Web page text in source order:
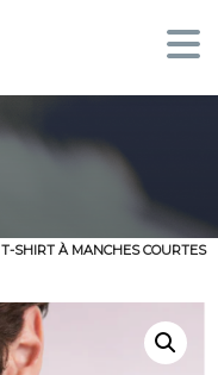
T-SHIRT À MANCHES COURTES